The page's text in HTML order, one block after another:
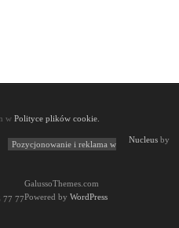
w Polityce plików cookie.
Pozycjonowanie i reklama w
77 77
Nucleusby
GalussoThemes.com
Powered by WordPress